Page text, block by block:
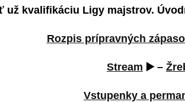
už kvalifikáciu Ligy majstrov.
Rozpis prípravných
Stream ▶️ –
Vstupenky a